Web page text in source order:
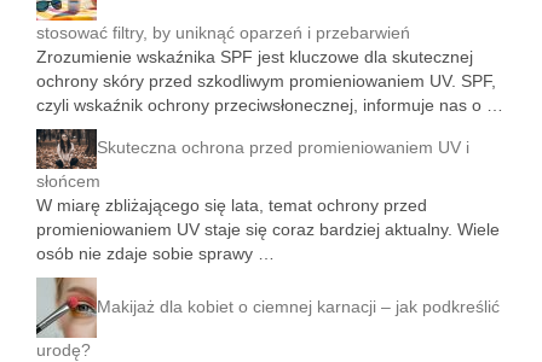
stosować filtry, by uniknąć oparzeń i przebarwień
Zrozumienie wskaźnika SPF jest kluczowe dla skutecznej
ochrony skóry przed szkodliwym promieniowaniem UV. SPF,
czyli wskaźnik ochrony przeciwsłonecznej, informuje nas o …
Skuteczna ochrona przed promieniowaniem UV i
słońcem
W miarę zbliżającego się lata, temat ochrony przed
promieniowaniem UV staje się coraz bardziej aktualny. Wiele
osób nie zdaje sobie sprawy …
Makijaż dla kobiet o ciemnej karnacji – jak podkreślić
urodę?